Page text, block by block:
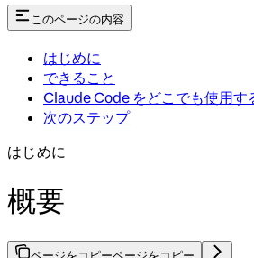
このページの内容
はじめに
できること
Claude Code をどこでも使用す
次のステップ
はじめに
概要